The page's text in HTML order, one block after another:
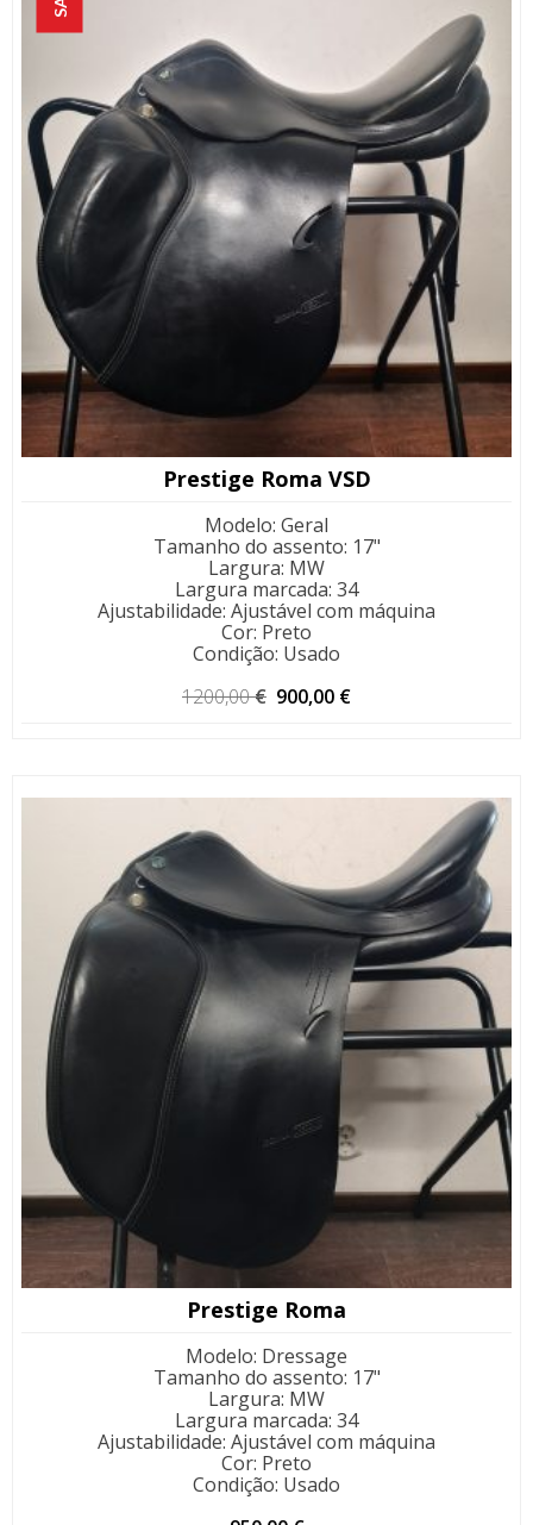
Prestige Roma VSD
Modelo: Geral
Tamanho do assento: 17"
Largura: MW
Largura marcada: 34
Ajustabilidade: Ajustável com máquina
Cor: Preto
Condição: Usado
1200,00€ O
900,00 €
Prestige Roma
Modelo: Dressage
Tamanho do assento: 17"
Largura: MW
Largura marcada: 34
Ajustabilidade: Ajustável com máquina
Cor: Preto
Condição: Usado